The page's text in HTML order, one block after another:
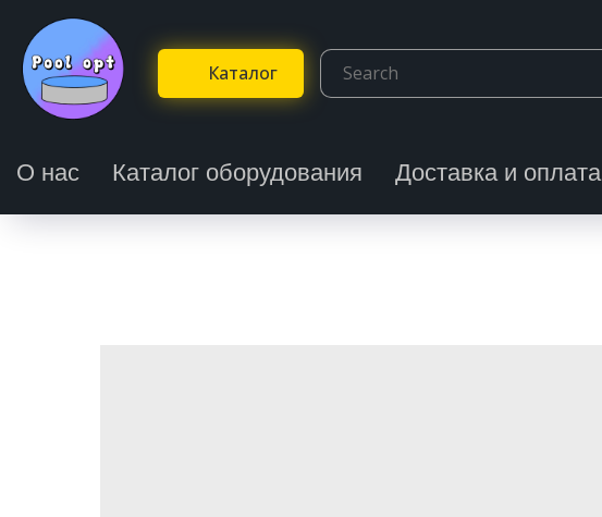
Каталог
О нас Каталог оборудования Доставка и оплата